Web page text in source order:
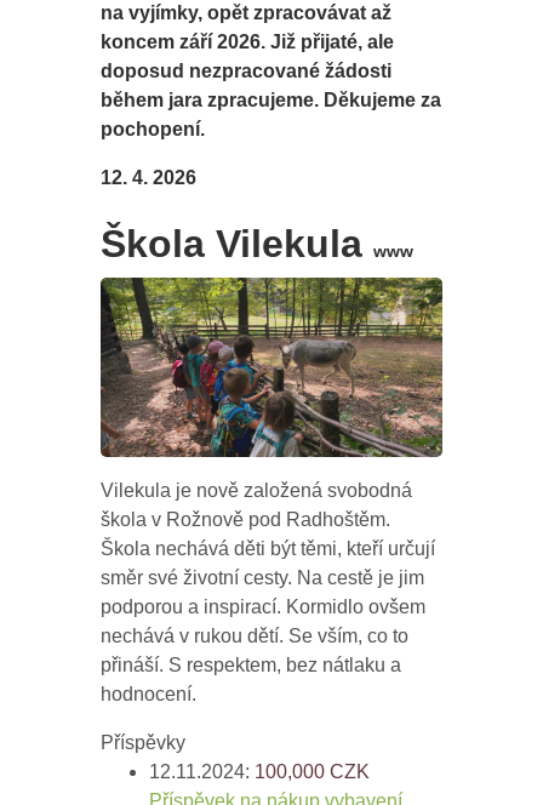
na vyjímky, opět zpracovávat až
koncem září 2026. Již přijaté, ale
doposud nezpracované žádosti
během jara zpracujeme. Děkujeme za
pochopení.
12. 4. 2026
Škola Vilekulawww
Vilekula je nově založená svobodná
škola v Rožnově pod Radhoštěm.
Škola nechává děti být těmi, kteří určují
směr své životní cesty. Na cestě je jim
podporou a inspirací. Kormidlo ovšem
nechává v rukou dětí. Se vším, co to
přináší. S respektem, bez nátlaku a
hodnocení.
Příspěvky
12.11.2024: 100,000CZK
Příspěvek na nákup vybavení